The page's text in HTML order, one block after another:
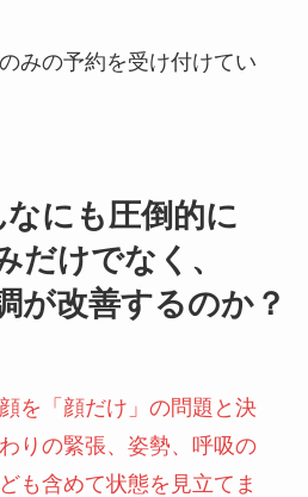
みの予約を受け付けてい
にも圧倒的に
だけでなく、
が改善するのか？
を「顔だけ」の問題と決
りの緊張、姿勢、呼吸の
も含めて状態を見立てま